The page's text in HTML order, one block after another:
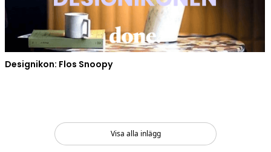
Designikon: Flos Snoopy
Visa alla inlägg